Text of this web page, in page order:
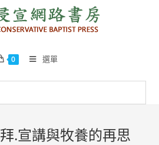
0 選單
.宣講與牧養的再思